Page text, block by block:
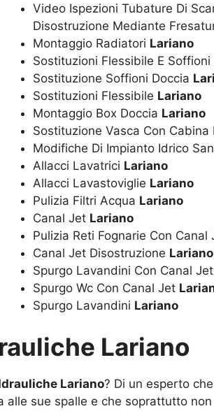
Video Ispezioni Tubature Di
Disostruzione Mediante
Montaggio Radiatori Lariano
Sostituzioni Flessibile E Soffioni
Sostituzione Soffioni Doccia
Sostituzioni Flessibile Lariano
Montaggio Box Doccia Lariano
Sostituzione Vasca Con Cabina
Modifiche Di Impianto Idrico
Allacci Lavatrici Lariano
Allacci Lavastoviglie Lariano
Pulizia Filtri Acqua Lariano
Canal Jet Lariano
Pulizia Reti Fognarie Con Canal
Canal Jet Disostruzione Lariano
Spurgo Lavandini Con Canal Jet
Spurgo Wc Con Canal Jet
Spurgo Lavandini Lariano
Lariano
Lariano? Di un esperto
sue spalle e che soprattutto